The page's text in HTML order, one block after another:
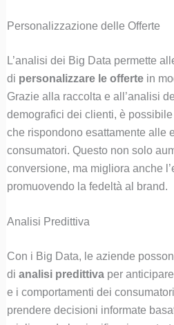
Personalizzazione delle Offerte
L’analisi dei Big Data permette
di personalizzare le offertein
Grazie alla raccolta e all’analisi
demografici dei clienti, è
che rispondono esattamente alle
consumatori. Questo non solo
conversione, ma migliora anche
promuovendo la fedeltà al brand.
Analisi Predittiva
Con i Big Data, le aziende
di analisi predittivaper
e i comportamenti dei
prendere decisioni informate